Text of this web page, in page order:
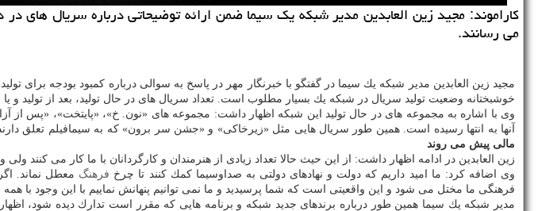
كاراموند: مجید زین العابدین مدیر شبكه یك سیما ضمن ارائه توضیحاتی درباره سریال های
می رسانند.
مجید زین العابدین مدیر شبكه یك سیما در گفتگو با خبرنگار مهر در پاسخ به سوالی درباره كمبود بودجه برای
خوشبختانه وضعیت تولید سریال در شبكه یك بسیار مطلوب است. تعداد سریال های در حال تولید، بعد از
آنها به انتها رسیده است. همین طور سریال هایی مثل «زیرخاكی» و «جشن سر برون» كه به سیمافیلم تعلق
مالی پیش می روند
زین العابدین در ادامه اظهار داشت: از این حیث حالا تعداد زیادی از هنرمندان و كارگردانان با ما كار می
وی اضافه كرد: ما امید داریم كه دولت و نهادهای دولتی به صداوسیما كمك كنند تا چرخ فرهنگ معطل نماند.
فرهنگی ما مختل می شود و این واقعیتی است كه شما پرسیدید و ما نمی توانیم پنهانش نماییم با این وجود با
مدیر شبكه یك سیما همین طور درباره برندهای جدید شبكه و برنامه هایی كه مقرر است تدارك دیده شود،